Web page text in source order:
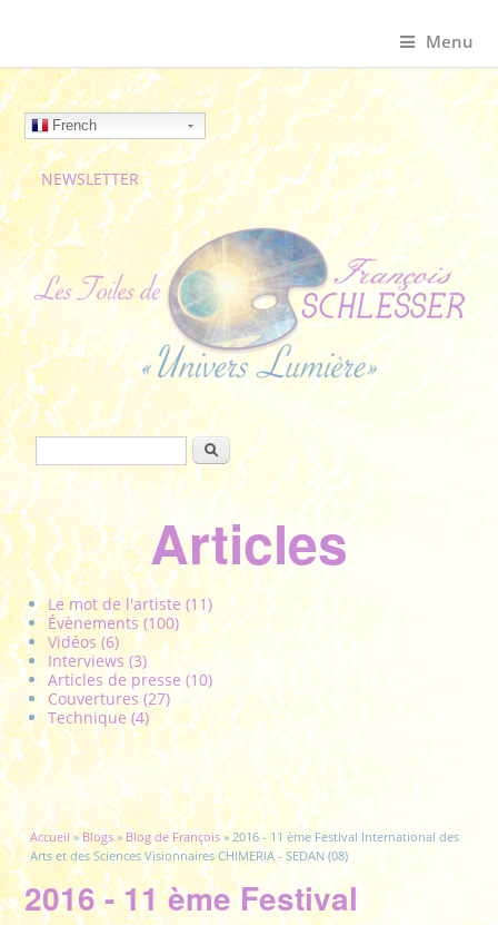
Menu
French
NEWSLETTER
Formulaire de recherche
Rechercher
Articles
Le mot de l'artiste (11)
Évènements (100)
Vidéos (6)
Interviews (3)
Articles de presse (10)
Couvertures (27)
Technique (4)
Vous êtes ici
Accueil»Blogs»Blog de François» 2016 - 11 ème Festival International des
Arts et des Sciences Visionnaires CHIMERIA - SEDAN (08)
2016 - 11 ème Festival